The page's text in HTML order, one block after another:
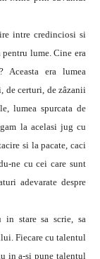
intre credinciosi si
pentru lume. Cine era
Aceasta era lumea
de certuri, de zâzanii
lumea spurcata de
la acelasi jug cu
si la pacate, caci
ne cu cei care sunt
adevarate despre
in stare sa scrie, sa
Fiecare cu talentul
in a-si pune talentul